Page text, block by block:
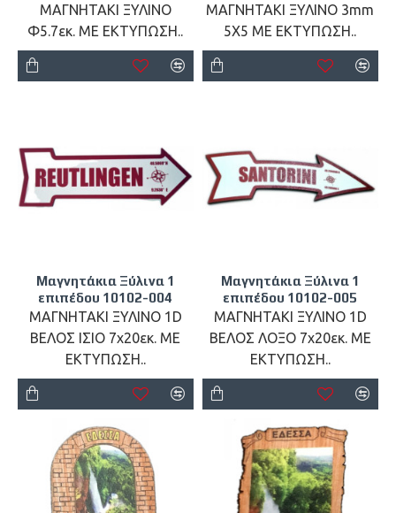
ΜΑΓΝΗΤΑΚΙ ΞΥΛΙΝΟ
Φ5.7εκ. ΜΕ ΕΚΤΥΠΩΣΗ..
ΜΑΓΝΗΤΑΚΙ ΞΥΛΙΝΟ 3mm
5Χ5 ΜΕ ΕΚΤΥΠΩΣΗ..
Μαγνητάκια Ξύλινα 1
επιπέδου 10102-004
ΜΑΓΝΗΤΑΚΙ ΞΥΛΙΝΟ 1D
ΒΕΛΟΣ ΙΣΙΟ 7x20εκ. ΜΕ
ΕΚΤΥΠΩΣΗ..
Μαγνητάκια Ξύλινα 1
επιπέδου 10102-005
ΜΑΓΝΗΤΑΚΙ ΞΥΛΙΝΟ 1D
ΒΕΛΟΣ ΛΟΞΟ 7x20εκ. ΜΕ
ΕΚΤΥΠΩΣΗ..